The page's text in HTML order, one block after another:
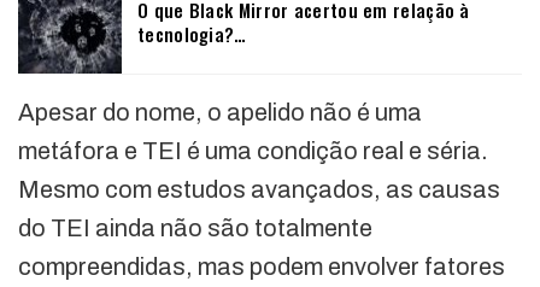
O que Black Mirror acertou em relação à
tecnologia?…
Apesar do nome, o apelido não é uma
metáfora e TEI é uma condição real e séria.
Mesmo com estudos avançados, as causas
do TEI ainda não são totalmente
compreendidas, mas podem envolver fatores